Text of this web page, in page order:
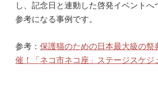
し、記念日と連動した啓発イベントへ
参考になる事例です。
参考： 保護猫のための日本最大級の祭
催！「ネコ市ネコ座」ステージスケジ